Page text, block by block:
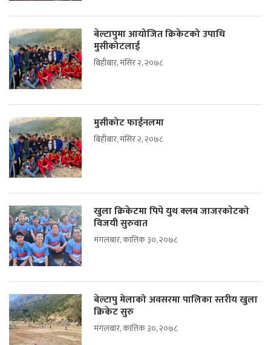
बेल्टापुमा आयोजित क्रिकेटको उपाधि
मुसीकोटलाई
बिहीबार, मंसिर २, २०७८
मुसीकोट फाईनलमा
बिहीबार, मंसिर २, २०७८
खुला क्रिकेटमा पिपे युथ क्लब जाजरकाेटको
विजयी सुरुवात
मंगलबार, कात्तिक ३०, २०७८
बेल्टापु मेलाको अवसरमा पालिका स्तरीय खुला
क्रिकेट सुरु
मंगलबार, कात्तिक ३०, २०७८